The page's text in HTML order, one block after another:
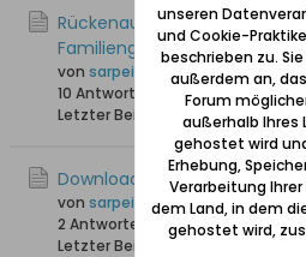
Rückenau und Johann
Familiengeschichtliche
von sarpei
10 Antworten
11.720 Hits0 Likes
Letzter Beitrag
26.01.2023, 20:34
Download des Marienau-
von sarpei
2 Antworten
12.508 Hits0 Likes
Letzter Beitrag
24.04.2021, 20:10
unseren
und Cookie-
beschrieben zu.
außerdem an,
Forum
außerhalb Ihres
gehostet wird
Erhebung,
Verarbeitung
dem Land, in dem
gehostet wird,